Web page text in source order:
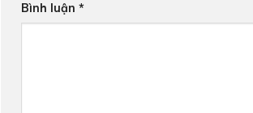
Bình luận *